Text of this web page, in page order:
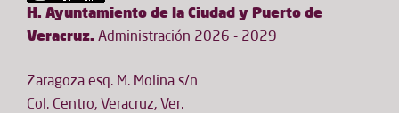
H. Ayuntamiento de la Ciudad y Puerto de
Veracruz. Administración 2026 - 2029
Zaragoza esq. M. Molina s/n
Col. Centro, Veracruz, Ver.